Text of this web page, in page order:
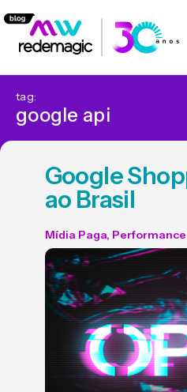
tag:
google api
Google
ao Brasil
Mídia Paga,